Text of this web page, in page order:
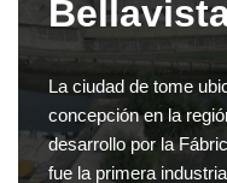
La ciudad de tome
concepción en la
desarrollo por la
fue la primera